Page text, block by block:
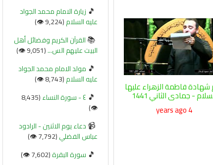
فاطمة الزهراء عليها
- جمادى الثاني 1441
4 years ago
🎵 زيارة الامام محمد الجواد
عليه السلام(9,224 👁️)
📚القرآن الكريم وفضائل أهل
البيت عليهم الس...(9,051 👁️)
🎵 مولد الامام محمد الجواد
عليه السلام(8,743 👁️)
🎵 ٤ - سورة النساء
(8,435
👁️)
📹دعاء يوم الاثنين - الرادود
عباس الفضلي(7,792 👁️)
🎵 سورة البقرة(7,602 👁️)